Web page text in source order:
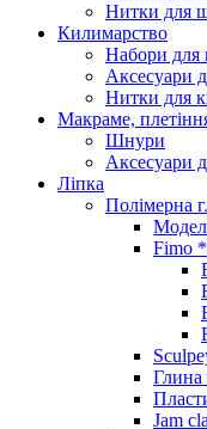
Нитки для
Килимарство
Набори для
Аксесуари
Нитки для
Макраме,
Шнури
Аксесуари
Ліпка
Полімерна
Fimo *
Глина
Jam